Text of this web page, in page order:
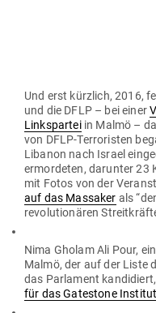
In einer Stel­lung­nahme
Jah­restags ihrer
net­seite:
“Unser Weg, die
zu­lösen und den
und unserem Volk die
äus­ser­lichen natio­nalen
um­fas­senden und
gemein­schaft­lichen Ziel;
bin­denden
des Wider­stands und der